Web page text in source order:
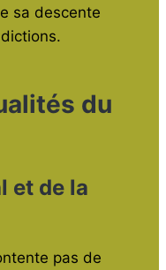
sa descente
du
et de la
pas de